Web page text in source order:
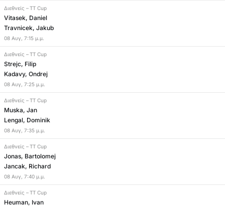
Διεθνείς – TT Cup
Vitasek, Daniel
Travnicek, Jakub
08 Αυγ, 7:15 μ.μ.
Διεθνείς – TT Cup
Strejc, Filip
Kadavy, Ondrej
08 Αυγ, 7:25 μ.μ.
Διεθνείς – TT Cup
Muska, Jan
Lengal, Dominik
08 Αυγ, 7:35 μ.μ.
Διεθνείς – TT Cup
Jonas, Bartolomej
Jancak, Richard
08 Αυγ, 7:40 μ.μ.
Διεθνείς – TT Cup
Heuman, Ivan